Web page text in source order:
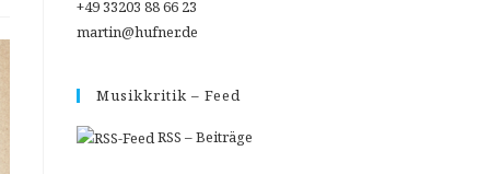
+49 33203 88 66 23
martin@hufner.de
Musikkritik – Feed
RSS – Beiträge